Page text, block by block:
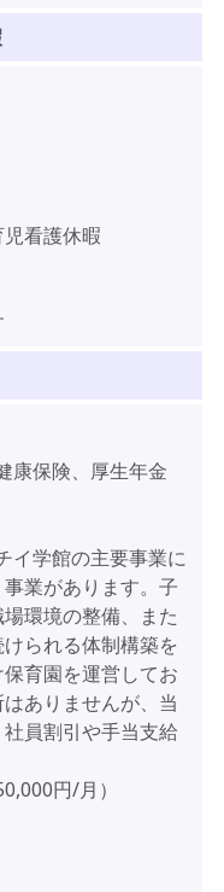
看護休暇
康保険、厚生年金
イ学館の主要事業に
業があります。子
環境の整備、また
られる体制構築を
育園を運営してお
ありませんが、当
員割引や手当支給
円/月）